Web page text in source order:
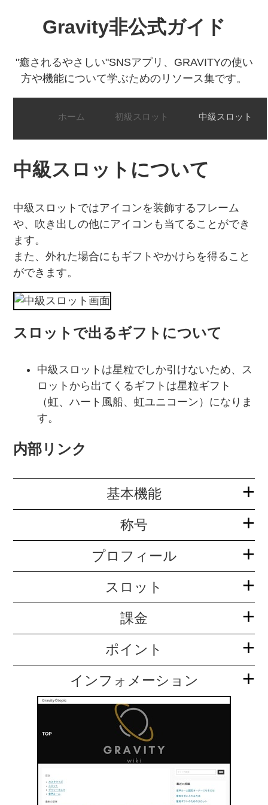
Gravity非公式ガイド
"癒されるやさしい"SNSアプリ、GRAVITYの使い
方や機能について学ぶためのリソース集です。
ホーム 初級スロット 中級スロット
中級スロットについて
中級スロットではアイコンを装飾するフレーム
や、吹き出しの他にアイコンも当てることができ
ます。
また、外れた場合にもギフトやかけらを得ること
ができます。
スロットで出るギフトについて
中級スロットは星粒でしか引けないため、ス
ロットから出てくるギフトは星粒ギフト
（虹、ハート風船、虹ユニコーン）になりま
す。
内部リンク
基本機能
称号
プロフィール
スロット
課金
ポイント
インフォメーション